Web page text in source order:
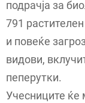
подрачја за
791
и повеќе
видови,
пеперутки.
Учесниците ќе